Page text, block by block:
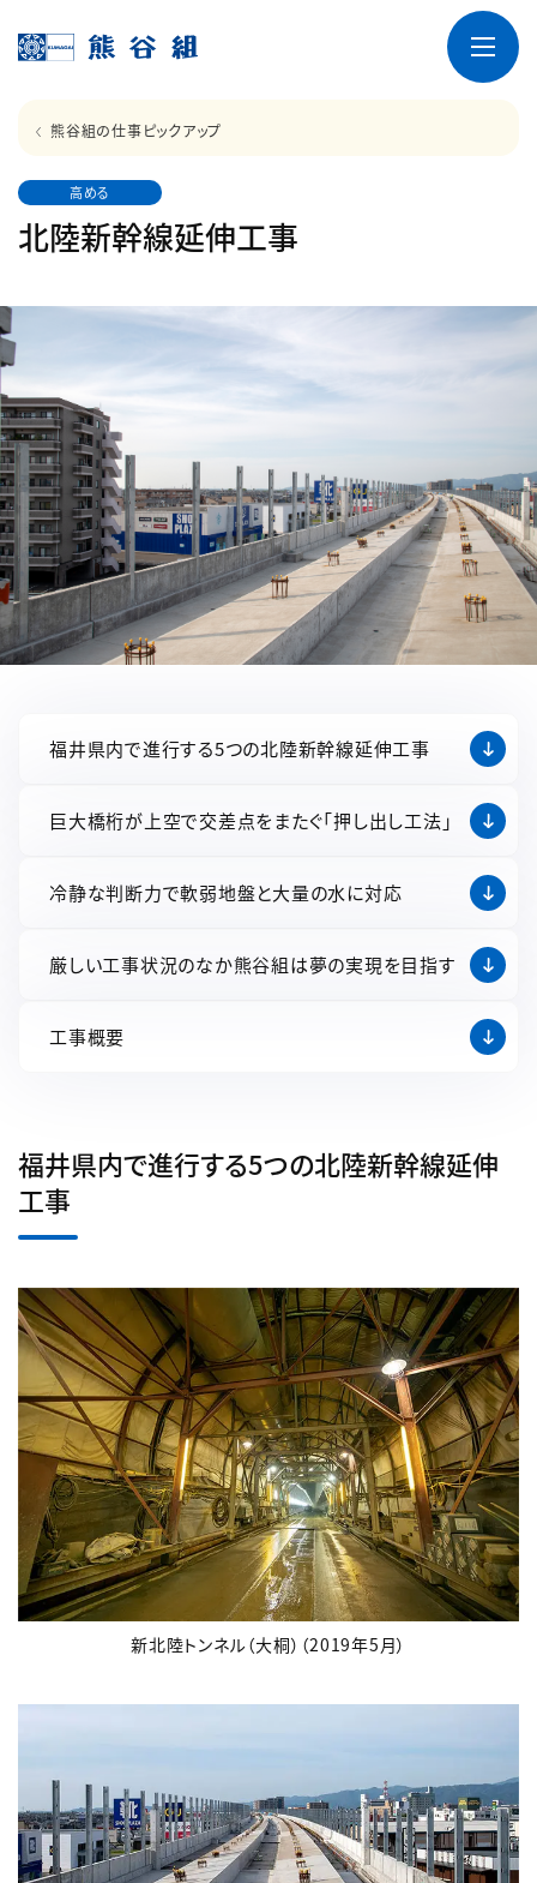
熊谷組の仕事ピックアップ
高める
北陸新幹線延伸工事
福井県内で進行する5つの北陸新幹線延伸工事
巨大橋桁が上空で交差点をまたぐ「押し出し工法」
冷静な判断力で軟弱地盤と大量の水に対応
厳しい工事状況のなか熊谷組は夢の実現を目指す
工事概要
福井県内で進行する5つの北陸新幹線延伸
工事
新北陸トンネル（大桐）（2019年5月）